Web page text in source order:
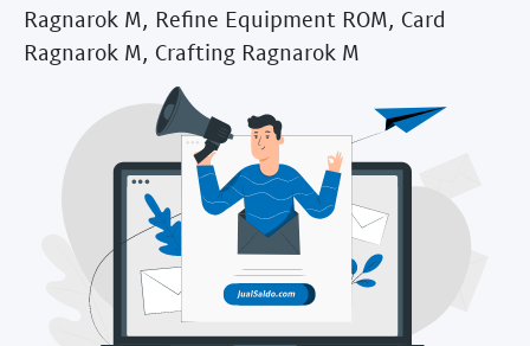
Ragnarok M, Refine Equipment ROM, Card
Ragnarok M, Crafting Ragnarok M